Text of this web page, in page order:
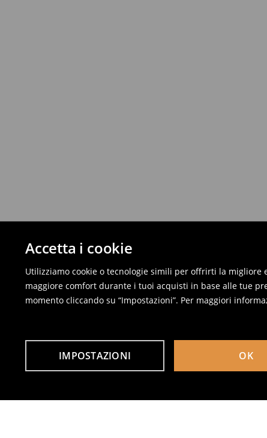
Accetta i cookie
Utilizziamo cookie o tecnologie simili per offrirti la
maggiore comfort durante i tuoi acquisti in base alle tue
momento cliccando su “Impostazioni”. Per maggiori
IMPOSTAZIONI OK